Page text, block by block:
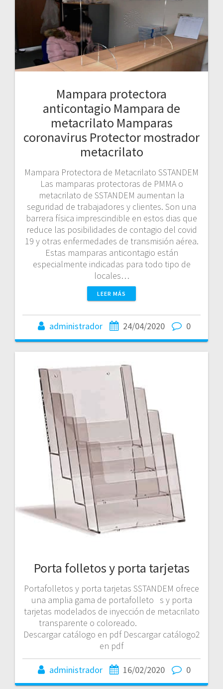
Mampara protectora
anticontagio Mampara de
metacrilato Mamparas
coronavirus Protector mostrador
metacrilato
Mampara Protectora de Metacrilato SSTANDEM
Las mamparas protectoras de PMMA o
metacrilato de SSTANDEM aumentan la
seguridad de trabajadores y clientes. Son una
barrera física imprescindible en estos dias que
reduce las posibilidades de contagio del covid
19 y otras enfermedades de transmisión aérea.
Estas mamparas anticontagio están
especialmente indicadas para todo tipo de
locales…
LEER MÁS
administrador 24/04/2020 0
Porta folletos y porta tarjetas
Portafolletos y porta tarjetas SSTANDEM ofrece
una amplia gama de portafolleto s y porta
tarjetas modelados de inyección de metacrilato
transparente o coloreado.
Descargar catálogo en pdf Descargar catálogo2
en pdf
administrador 16/02/2020 0